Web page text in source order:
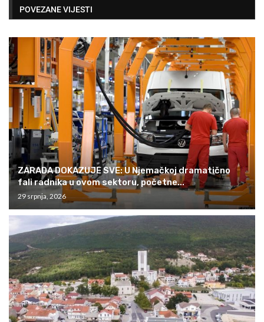
POVEZANE VIJESTI
ZARADA DOKAZUJE SVE: U Njemačkoj dramatično
fali radnika u ovom sektoru, početne...
29 srpnja, 2026